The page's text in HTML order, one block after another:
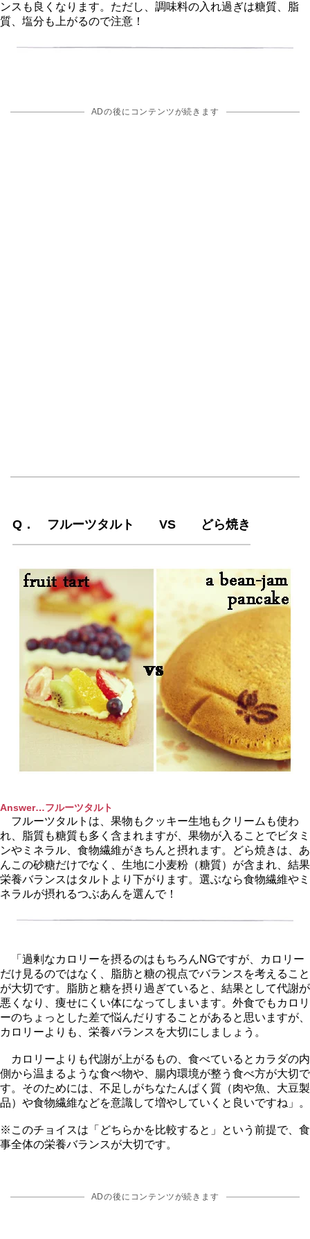
ンスも良くなります。ただし、調味料の入れ過ぎは糖質、脂
質、塩分も上がるので注意！
ADの後にコンテンツが続きます
Q． フルーツタルト VS どら焼き
Answer…フルーツタルト
フルーツタルトは、果物もクッキー生地もクリームも使わ
れ、脂質も糖質も多く含まれますが、果物が入ることでビタミ
ンやミネラル、食物繊維がきちんと摂れます。どら焼きは、あ
んこの砂糖だけでなく、生地に小麦粉（糖質）が含まれ、結果
栄養バランスはタルトより下がります。選ぶなら食物繊維やミ
ネラルが摂れるつぶあんを選んで！
「過剰なカロリーを摂るのはもちろんNGですが、カロリー
だけ見るのではなく、脂肪と糖の視点でバランスを考えること
が大切です。脂肪と糖を摂り過ぎていると、結果として代謝が
悪くなり、痩せにくい体になってしまいます。外食でもカロリ
ーのちょっとした差で悩んだりすることがあると思いますが、
カロリーよりも、栄養バランスを大切にしましょう。
カロリーよりも代謝が上がるもの、食べているとカラダの内
側から温まるような食べ物や、腸内環境が整う食べ方が大切で
す。そのためには、不足しがちなたんぱく質（肉や魚、大豆製
品）や食物繊維などを意識して増やしていくと良いですね」。
※このチョイスは「どちらかを比較すると」という前提で、食
事全体の栄養バランスが大切です。
ADの後にコンテンツが続きます